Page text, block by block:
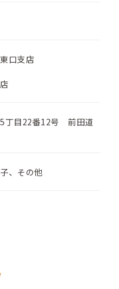
口支店
丁目22番12号 前田道
、その他